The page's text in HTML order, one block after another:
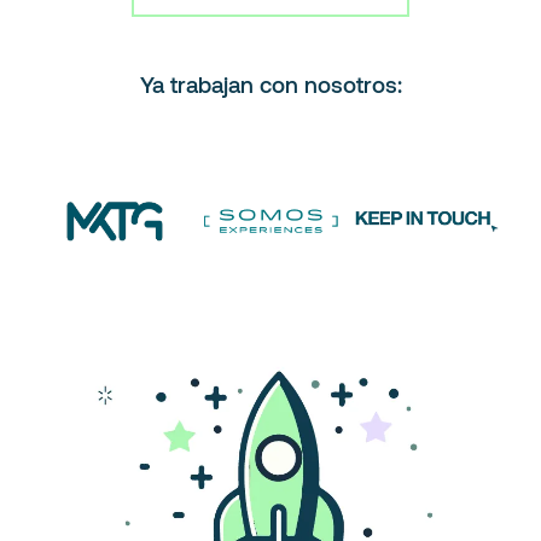
Ya trabajan con nosotros: